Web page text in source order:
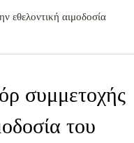
εθελοντική αιμοδοσία
συμμετοχής
του